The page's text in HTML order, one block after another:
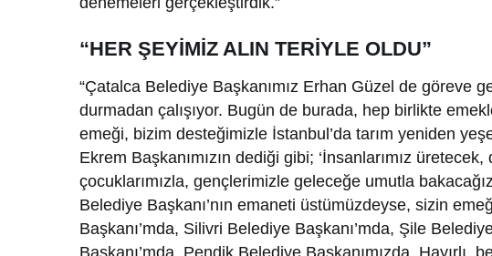
“HER ŞEYİMİZ ALIN TERİYLE OLDU”
“Çatalca Belediye Başkanımız Erhan Güzel de göreve
durmadan çalışıyor. Bugün de burada, hep birlikte
emeği, bizim desteğimizle İstanbul’da tarım yeniden
Ekrem Başkanımızın dediği gibi; ‘İnsanlarımız
çocuklarımızla, gençlerimizle geleceğe umutla
Belediye Başkanı’nın emaneti üstümüzdeyse, sizin
Başkanı’mda, Silivri Belediye Başkanı’mda, Şile
Başkanı’mda, Pendik Belediye Başkanımızda.